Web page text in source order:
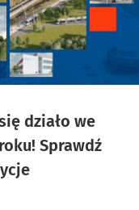
działo we
Sprawdź